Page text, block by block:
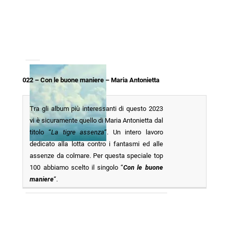
022 – Con le buone maniere – Maria Antonietta
Tra gli album più interessanti di questo 2023
vi è sicuramente quello di Maria Antonietta dal
titolo “La tigre assenza“. Un intero lavoro
dedicato alla lotta contro i fantasmi ed alle
assenze da colmare. Per questa speciale top
100 abbiamo scelto il singolo “Con le buone
maniere“.